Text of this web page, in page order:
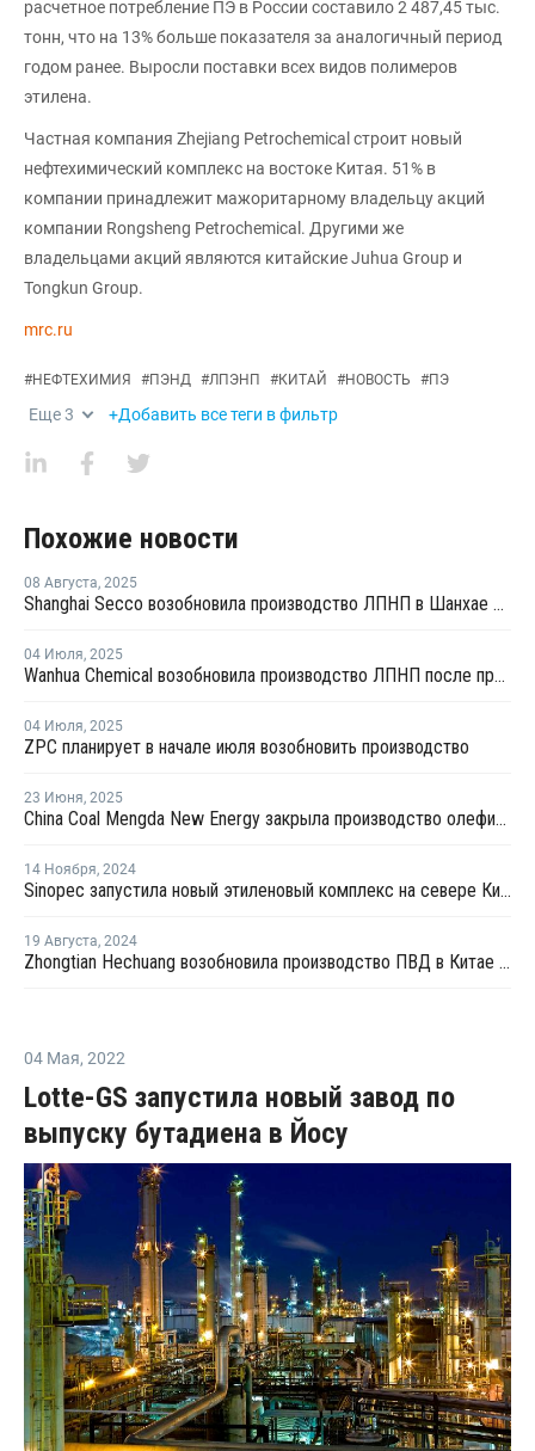
расчетное потребление ПЭ в России составило 2 487,45 тыс.
тонн, что на 13% больше показателя за аналогичный период
годом ранее. Выросли поставки всех видов полимеров
этилена.
Частная компания Zhejiang Petrochemical строит новый
нефтехимический комплекс на востоке Китая. 51% в
компании принадлежит мажоритарному владельцу акций
компании Rongsheng Petrochemical. Другими же
владельцами акций являются китайские Juhua Group и
Tongkun Group.
mrc.ru
#НЕФТЕХИМИЯ #ПЭНД #ЛПЭНП #КИТАЙ #НОВОСТЬ #ПЭ
Еще3 +Добавить все теги в фильтр
Похожие новости
08 Августа, 2025
Shanghai Secco возобновила производство ЛПНП в Шанхае после ремонта
04 Июля, 2025
Wanhua Chemical возобновила производство ЛПНП после профилактики
04 Июля, 2025
ZPC планирует в начале июля возобновить производство
23 Июня, 2025
China Coal Mengda New Energy закрыла производство олефинов на ремонт
14 Ноября, 2024
Sinopec запустила новый этиленовый комплекс на севере Китая
19 Августа, 2024
Zhongtian Hechuang возобновила производство ПВД в Китае после профилактики
04 Мая, 2022
Lotte-GS запустила новый завод по
выпуску бутадиена в Йосу